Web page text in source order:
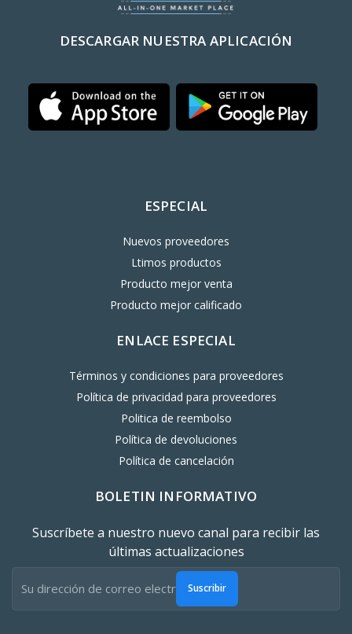
DESCARGAR NUESTRA APLICACIÓN
ESPECIAL
Nuevos proveedores
Ltimos productos
Producto mejor venta
Producto mejor calificado
ENLACE ESPECIAL
Términos y condiciones para proveedores
Política de privacidad para proveedores
Politica de reembolso
Política de devoluciones
Política de cancelación
BOLETIN INFORMATIVO
Suscríbete a nuestro nuevo canal para recibir las
últimas actualizaciones
Suscribir